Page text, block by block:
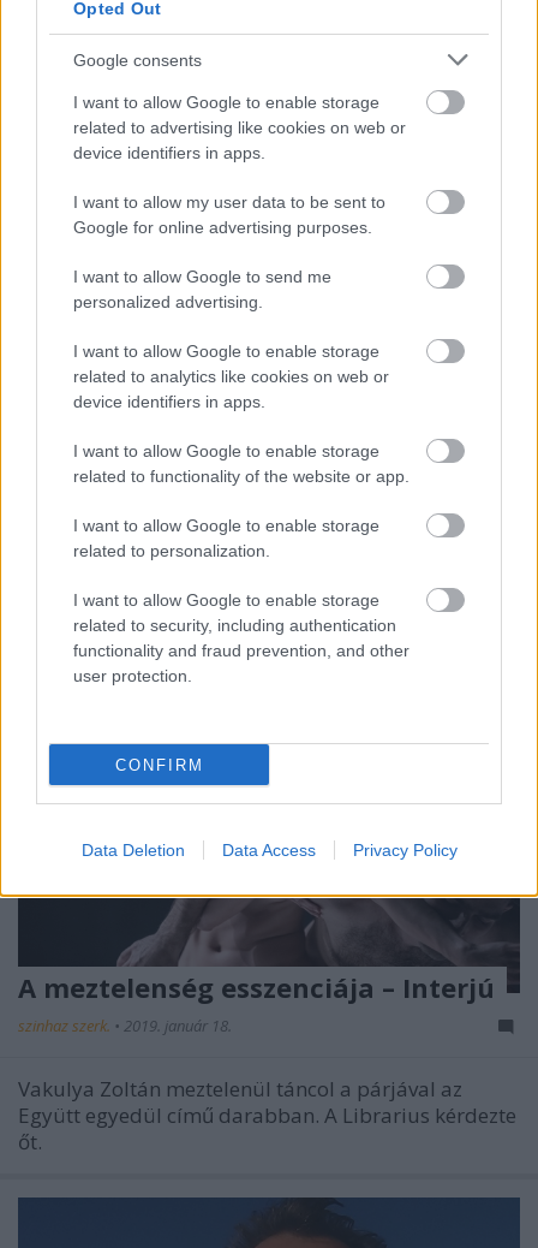
Opted Out
Google consents
I want to allow Google to enable storage
related to advertising like cookies on web or
device identifiers in apps.
I want to allow my user data to be sent to
Google for online advertising purposes.
I want to allow Google to send me
personalized advertising.
I want to allow Google to enable storage
related to analytics like cookies on web or
device identifiers in apps.
I want to allow Google to enable storage
related to functionality of the website or app.
I want to allow Google to enable storage
related to personalization.
I want to allow Google to enable storage
related to security, including authentication
functionality and fraud prevention, and other
user protection.
CONFIRM
Data Deletion Data Access Privacy Policy
Hód Adrienn: „Újra és újra lenyűgöz
az ismeretlen, az érthetetlen”
szinhaz szerk.• 2019. január 27.
koreográfus Délibáb címmel mutatja be legújabb
darabját a MU Színházban.
A meztelenség esszenciája – Interjú
szinhaz szerk. • 2019. január 18.
Vakulya Zoltán meztelenül táncol a párjával az
Együtt egyedül című darabban. A Librarius kérdezte
őt.